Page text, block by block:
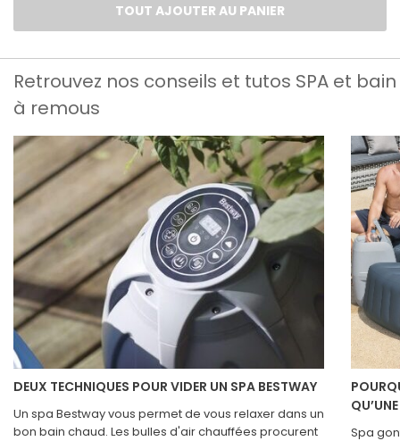
TOUT AJOUTER AU PANIER
Retrouvez nos conseils et tutos SPA et bain
à remous
DEUX TECHNIQUES POUR VIDER UN SPA BESTWAY
Un spa Bestway vous permet de vous relaxer dans un
bon bain chaud. Les bulles d'air chauffées procurent
Spa